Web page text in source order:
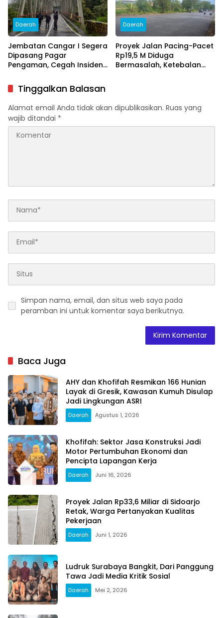
Daerah
Jembatan Cangar I Segera
Dipasang Pagar
Pengaman, Cegah Insiden
Daerah
Proyek Jalan Pacing-Pacet
Rp19,5 M Diduga
Bermasalah, Ketebalan
Tinggalkan Balasan
Alamat email Anda tidak akan dipublikasikan. Ruas yang
wajib ditandai *
Simpan nama, email, dan situs web saya pada
peramban ini untuk komentar saya berikutnya.
Baca Juga
AHY dan Khofifah Resmikan 166 Hunian
Layak di Gresik, Kawasan Kumuh Disulap
Jadi Lingkungan ASRI
Daerah Agustus 1, 2026
Khofifah: Sektor Jasa Konstruksi Jadi
Motor Pertumbuhan Ekonomi dan
Pencipta Lapangan Kerja
Daerah Juni 16, 2026
Proyek Jalan Rp33,6 Miliar di Sidoarjo
Retak, Warga Pertanyakan Kualitas
Pekerjaan
Daerah Juni 1, 2026
Ludruk Surabaya Bangkit, Dari Panggung
Tawa Jadi Media Kritik Sosial
Daerah Mei 2, 2026